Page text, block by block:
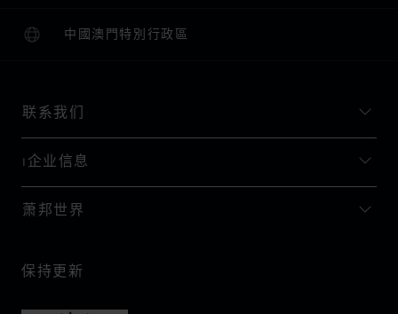
中國澳門特別行政區
本地化（更改国家/地区）
更改国家/地区
联系我们
I企业信息
萧邦世界
保持更新